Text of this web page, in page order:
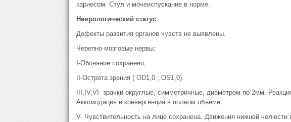
кариесом. Стул и мочеиспускание в норме.
Неврологический статус
Дефекты развития органов чувств не выявлены.
Черепно-мозговые нервы:
I-Обоняние сохранено,
II-Острота зрения ( OD1,0 ; OS1,0).
III,IV,VI- зрачки округлые, симметричные, диаметром по 2мм.
Аккомодация и конвергенция в полном объёме.
V- Чувствительность на лице сохранена. Движения нижней